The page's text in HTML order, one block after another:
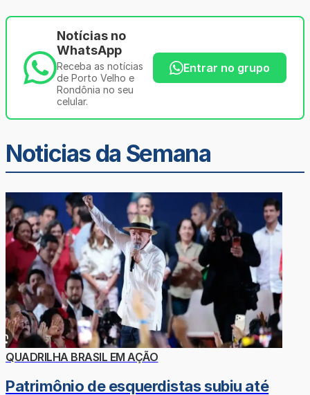
Notícias no
WhatsApp
Receba as notícias
de Porto Velho e
Rondônia no seu
celular.
Entrar no grupo
Noticias da Semana
QUADRILHA BRASIL EM AÇÃO
Patrimônio de esquerdistas subiu até